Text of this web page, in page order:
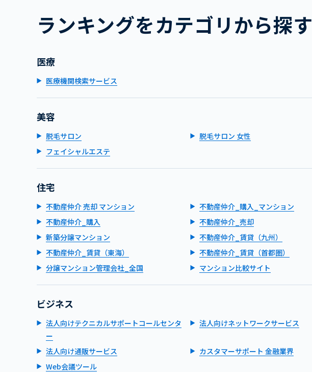
ランキングをカテゴリから探す
医療
医療機関検索サービス
美容
脱毛サロン 脱毛サロン 女性
フェイシャルエステ
住宅
不動産仲介 売却 マンション 不動産仲介_購入_マンション
不動産仲介_購入
不動産仲介_売却
新築分譲マンション
不動産仲介_賃貸（九州）
不動産仲介_賃貸（東海）
不動産仲介_賃貸（首都圏）
分譲マンション管理会社_全国
マンション比較サイト
ビジネス
法人向けテクニカルサポートコールセンタ
ー
法人向けネットワークサービス
法人向け通販サービス カスタマーサポート 金融業界
Web会議ツール